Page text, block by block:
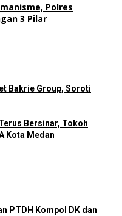
Polres
3 Pilar
Bakrie Group, Soroti
Bersinar, Tokoh
Kota Medan
PTDH Kompol DK dan